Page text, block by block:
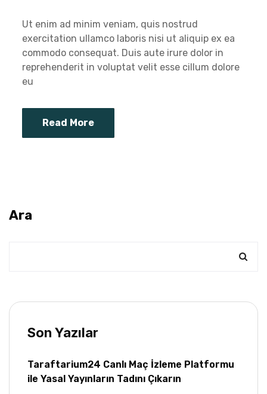
Ut enim ad minim veniam, quis nostrud
exercitation ullamco laboris nisi ut aliquip ex ea
commodo consequat. Duis aute irure dolor in
reprehenderit in voluptat velit esse cillum dolore
eu
Read More
Ara
Son Yazılar
Taraftarium24 Canlı Maç İzleme Platformu
ile Yasal Yayınların Tadını Çıkarın